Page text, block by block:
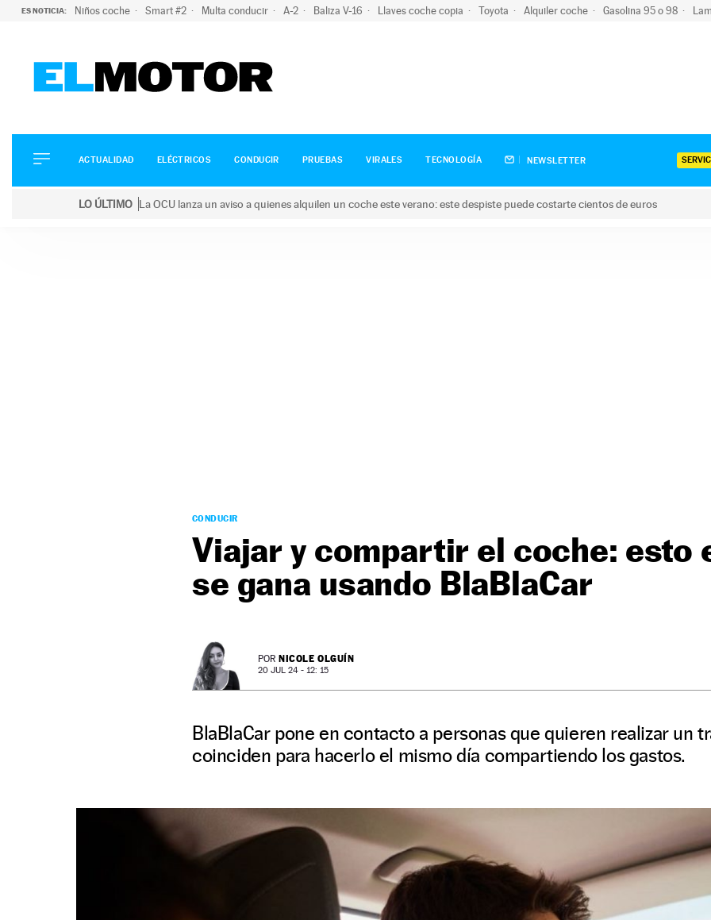
ES NOTICIA: Niños coche Smart #2 Multa conducir A-2 Baliza V-16 Llaves coche copia Toyota Alquiler coche Gasolina 95 o 98
ELÉCTRICOS
CONDUCIR
ACTUALIDAD ELÉCTRICOS CONDUCIR PRUEBAS VIRALES TECNOLOGÍA NEWSLETTER
LO ÚLTIMO La OCU lanza un aviso a quienes alquilen un coche este verano: este despiste puede costarte cientos de euros
CONDUCIR
Viajar y compartir el coche: esto
se gana usando BlaBlaCar
POR NICOLE OLGUÍN
20 JUL 24 - 12: 15
BlaBlaCar pone en contacto a personas que quieren realizar un
coinciden para hacerlo el mismo día compartiendo los gastos.